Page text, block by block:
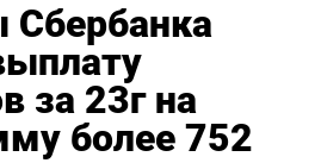
за 23г на
более 752